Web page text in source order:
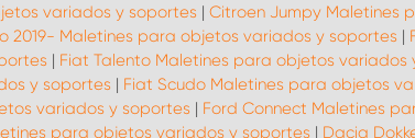
variados y soportes | Citroen Jumpy Maletines
2019- Maletines para objetos variados y soportes |
| Fiat Talento Maletines para objetos variados
y soportes | Fiat Scudo Maletines para objetos
variados y soportes | Ford Connect Maletines
para objetos variados y soportes | Dacia